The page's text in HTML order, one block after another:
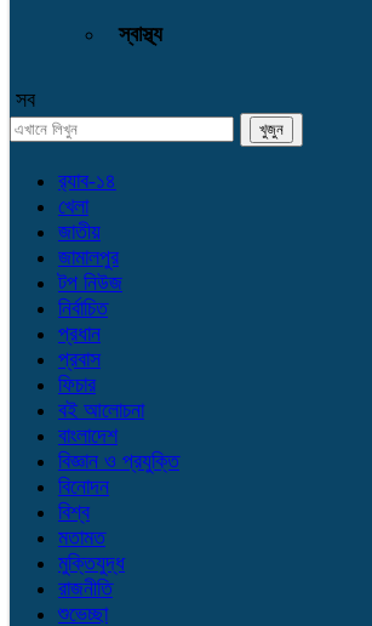
স্বাস্থ্য
সব
র‌্যাব-১৪
খেলা
জাতীয়
জামালপুর
টপ নিউজ
নির্বাচিত
প্রধান
প্রবাস
ফিচার
বই আলোচনা
বাংলাদেশ
বিজ্ঞান ও প্রযুক্তি
বিনোদন
বিশ্ব
মতামত
মুক্তিযুদ্ধ
রাজনীতি
শুভেচ্ছা